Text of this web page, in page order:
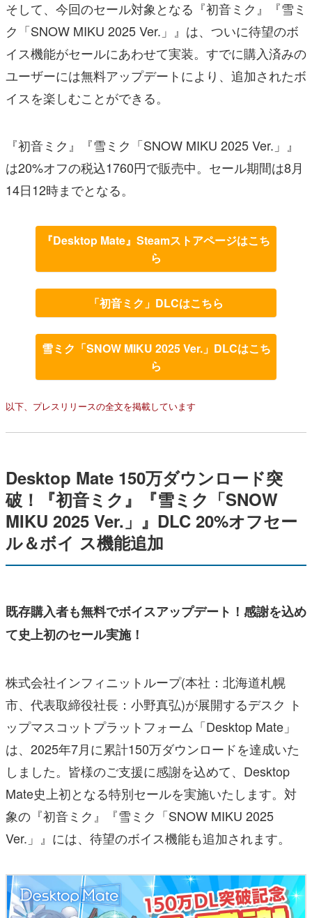
そして、今回のセール対象となる『初音ミク』『雪ミ
ク「SNOW MIKU 2025 Ver.」』は、ついに待望のボ
イス機能がセールにあわせて実装。すでに購入済みの
ユーザーには無料アップデートにより、追加されたボ
イスを楽しむことができる。
『初音ミク』『雪ミク「SNOW MIKU 2025 Ver.」』
は20%オフの税込1760円で販売中。セール期間は8月
14日12時までとなる。
『Desktop Mate』Steamストアページはこち
ら
「初音ミク」DLCはこちら
雪ミク「SNOW MIKU 2025 Ver.」DLCはこち
ら
以下、プレスリリースの全文を掲載しています
Desktop Mate 150万ダウンロード突
破！『初音ミク』『雪ミク「SNOW
MIKU 2025 Ver.」』DLC 20%オフセー
ル＆ボイ ス機能追加
既存購入者も無料でボイスアップデート！感謝を込め
て史上初のセール実施！
株式会社インフィニットループ(本社：北海道札幌
市、代表取締役社長：小野真弘)が展開するデスク ト
ップマスコットプラットフォーム「Desktop Mate」
は、2025年7月に累計150万ダウンロードを達成いた
しました。皆様のご支援に感謝を込めて、Desktop
Mate史上初となる特別セールを実施いたします。対
象の『初音ミク』『雪ミク「SNOW MIKU 2025
Ver.」』には、待望のボイス機能も追加されます。